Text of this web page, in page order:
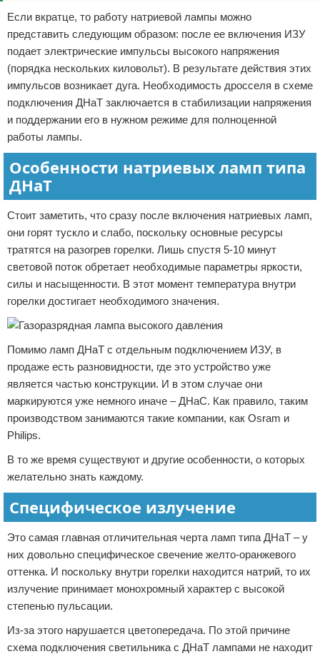
Если вкратце, то работу натриевой лампы можно
представить следующим образом: после ее включения ИЗУ
подает электрические импульсы высокого напряжения
(порядка нескольких киловольт). В результате действия этих
импульсов возникает дуга. Необходимость дросселя в схеме
подключения ДНаТ заключается в стабилизации напряжения
и поддержании его в нужном режиме для полноценной
работы лампы.
Особенности натриевых ламп типа
ДНаТ
Стоит заметить, что сразу после включения натриевых ламп,
они горят тускло и слабо, поскольку основные ресурсы
тратятся на разогрев горелки. Лишь спустя 5-10 минут
световой поток обретает необходимые параметры яркости,
силы и насыщенности. В этот момент температура внутри
горелки достигает необходимого значения.
Помимо ламп ДНаТ с отдельным подключением ИЗУ, в
продаже есть разновидности, где это устройство уже
является частью конструкции. И в этом случае они
маркируются уже немного иначе – ДНаС. Как правило, таким
производством занимаются такие компании, как Osram и
Philips.
В то же время существуют и другие особенности, о которых
желательно знать каждому.
Специфическое излучение
Это самая главная отличительная черта ламп типа ДНаТ – у
них довольно специфическое свечение желто-оранжевого
оттенка. И поскольку внутри горелки находится натрий, то их
излучение принимает монохромный характер с высокой
степенью пульсации.
Из-за этого нарушается цветопередача. По этой причине
схема подключения светильника с ДНаТ лампами не находит